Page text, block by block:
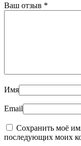
Ваш отзыв *
Имя
Email
Сохранить моё
последующих моих